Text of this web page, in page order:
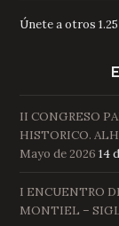
Únete a otros
II CONGRESO
HISTORICO.
Mayo de 2026 14
I ENCUENTRO
MONTIEL –